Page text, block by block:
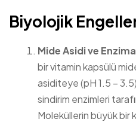
Biyolojik
Mide Asidi ve
bir vitamin kapsülü
asiditeye (pH 1.5 –
sindirim enzimleri
Moleküllerin büyük bir